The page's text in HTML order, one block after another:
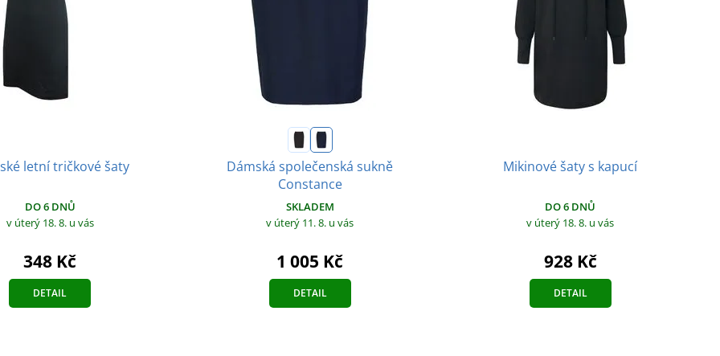
letní tričkové šaty
DO 6 DNŮ
v úterý 18. 8. u vás
348 Kč
DETAIL
Dámská společenská sukně
Constance
SKLADEM
v úterý 11. 8. u vás
1 005 Kč
DETAIL
Mikinové šaty s kapucí
DO 6 DNŮ
v úterý 18. 8. u vás
928 Kč
DETAIL